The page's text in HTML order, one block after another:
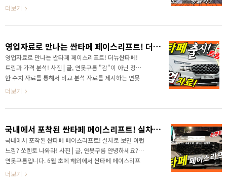
고, 페이스리프트가 진행되면서 3세대 플랫폼..
교 분석 자료를 제시하는 연못구름입니다! 안녕하세요?
차례에 걸쳐서 새롭게 출시된 싼타페 페이스리프트를 보
졌는지 확인하기 힘들어서 직접 보게 되었습니다. 결론만
말씀드리면 이전 싼타페 보다 많이 좋아졌습니다. 브레이
크의 용량을 포함해서 소음 등의 개선이 많이 되었으며,
2열 레그룸을 포함한 실내 공간도 느낄 수 있을 정도로
이스리프트 임에도 불구하고 적용된 점이겠습니다. 정
비..
더보기
영업자료로 만나는 싼타페 페이스리프트! 더뉴싼타페! 트림과 가격 분석!
영업자료로 만나는 싼타페 페이스리프트! 더뉴싼타페!
트림과 가격 분석! 사진 | 글, 연못구름 "감"이 아닌 정확
한 수치 자료를 통해서 비교 분석 자료를 제시하는 연못
구름입니다! # 영상으로 보시면 보다 세부적인 소식을
소식을 알려드리는 연못구름입니다. 싼타페 부분변경
다. 오랜 시간 동안 다양한 영상으로 페이스리프트의 경
쟁력을 알려드렸고, 특히 신규 플랫폼이 적용된다고 국
내에서 가장 먼저 알려드렸는데 3세대 플랫폼이 적용되
어서 출시가 되었습니다. 풀체인지보다도 플랫폼 변경
타페에 거는 기대가 상당히 크다는 점을 알 수 있으며,
더보기
국내에서 포착된 싼타페 페이스리프트! 실차로 보면 이런 느낌? 쏘렌토 나와라!
국내에서 포착된 싼타페 페이스리프트! 실차로 보면 이런
느낌? 쏘렌토 나와라! 사진 | 글, 연못구름 안녕하세요?
연못구름입니다. 6월 초에 해외에서 싼타페 페이스리프
트가 공개되었습니다. 공개와 함께 다양한 반응을 볼 수
더보기